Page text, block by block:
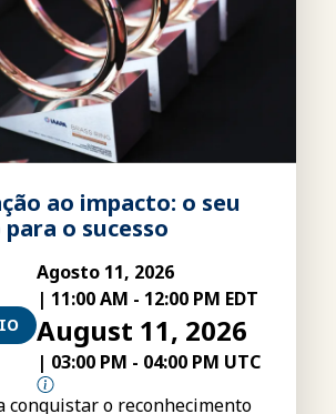
ao impacto: o seu
o sucesso
Agosto 11, 2026
| 11:00 AM - 12:00 PM EDT
August 11, 2026
| 03:00 PM - 04:00 PM UTC
conquistar o reconhecimento